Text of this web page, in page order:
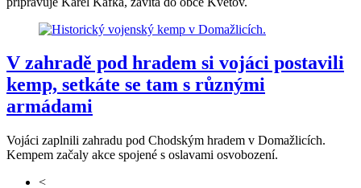
V zahradě pod hradem si vojáci postavili
kemp, setkáte se tam s různými
armádami
Vojáci zaplnili zahradu pod Chodským hradem v Domažlicích.
Kempem začaly akce spojené s oslavami osvobození.
<